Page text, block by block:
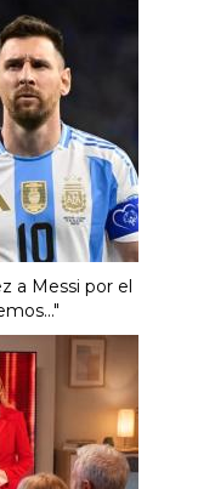
a Messi por el